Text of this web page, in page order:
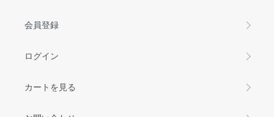
会員登録
ログイン
カートを見る